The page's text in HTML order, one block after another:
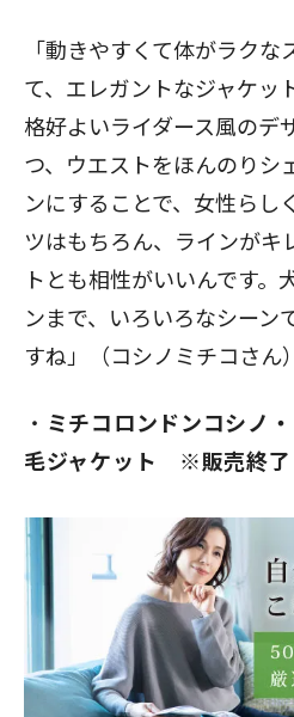
「動きやすくて体がラク
て、エレガントなジャケッ
格好よいライダース風のデ
つ、ウエストをほんのりシ
ンにすることで、女性らし
ツはもちろん、ラインがキ
トとも相性がいいんです。
ンまで、いろいろなシーン
すね」（コシノミチコさん）
ミチコロンドンコシノ
毛ジャケット ※販売終了